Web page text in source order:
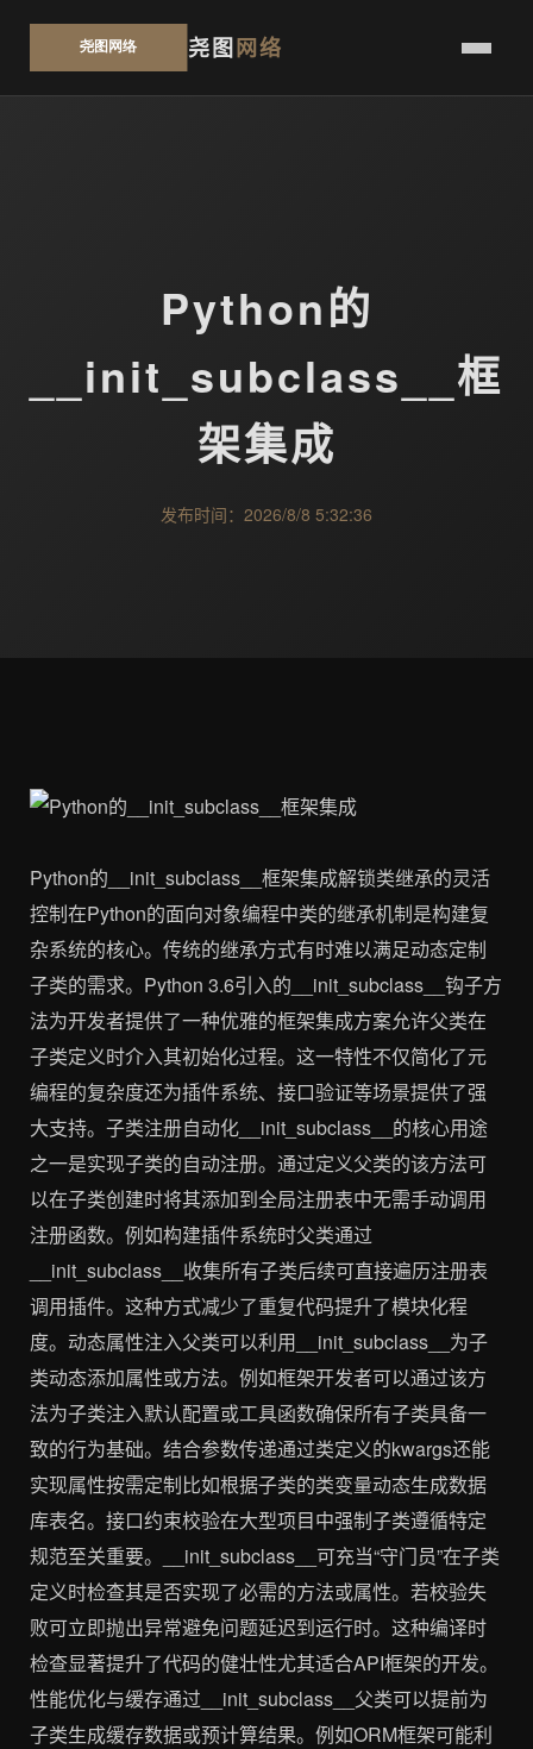
尧图网络
Python的
__init_subclass__框
架集成
发布时间：2026/8/8 5:32:36
Python的__init_subclass__框架集成解锁类继承的灵活
控制在Python的面向对象编程中类的继承机制是构建复
杂系统的核心。传统的继承方式有时难以满足动态定制
子类的需求。Python 3.6引入的__init_subclass__钩子方
法为开发者提供了一种优雅的框架集成方案允许父类在
子类定义时介入其初始化过程。这一特性不仅简化了元
编程的复杂度还为插件系统、接口验证等场景提供了强
大支持。子类注册自动化__init_subclass__的核心用途
之一是实现子类的自动注册。通过定义父类的该方法可
以在子类创建时将其添加到全局注册表中无需手动调用
注册函数。例如构建插件系统时父类通过
__init_subclass__收集所有子类后续可直接遍历注册表
调用插件。这种方式减少了重复代码提升了模块化程
度。动态属性注入父类可以利用__init_subclass__为子
类动态添加属性或方法。例如框架开发者可以通过该方
法为子类注入默认配置或工具函数确保所有子类具备一
致的行为基础。结合参数传递通过类定义的kwargs还能
实现属性按需定制比如根据子类的类变量动态生成数据
库表名。接口约束校验在大型项目中强制子类遵循特定
规范至关重要。__init_subclass__可充当“守门员”在子类
定义时检查其是否实现了必需的方法或属性。若校验失
败可立即抛出异常避免问题延迟到运行时。这种编译时
检查显著提升了代码的健壮性尤其适合API框架的开发。
性能优化与缓存通过__init_subclass__父类可以提前为
子类生成缓存数据或预计算结果。例如ORM框架可能利